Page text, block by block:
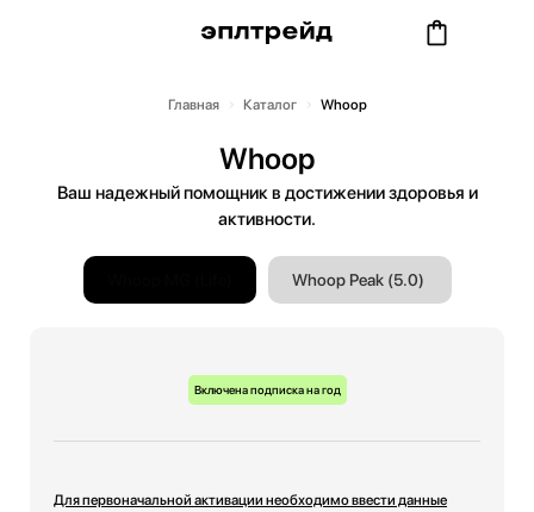
Главная Каталог Whoop
Whoop
Ваш надежный помощник в достижении здоровья и
активности.
Whoop Peak (5.0)
Включена подписка на год
Для первоначальной активации необходимо ввести данные